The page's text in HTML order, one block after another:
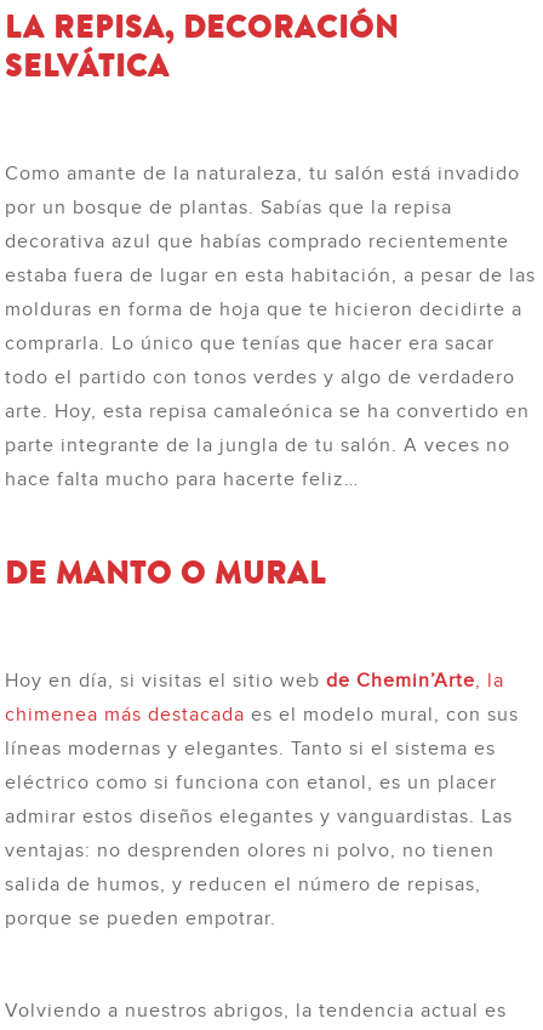
LA REPISA, DECORACIÓN
SELVÁTICA
Como amante de la naturaleza, tu salón está invadido
por un bosque de plantas. Sabías que la repisa
decorativa azul que habías comprado recientemente
estaba fuera de lugar en esta habitación, a pesar de las
molduras en forma de hoja que te hicieron decidirte a
comprarla. Lo único que tenías que hacer era sacar
todo el partido con tonos verdes y algo de verdadero
arte. Hoy, esta repisa camaleónica se ha convertido en
parte integrante de la jungla de tu salón. A veces no
hace falta mucho para hacerte feliz…
DE MANTO O MURAL
Hoy en día, si visitas el sitio webde Chemin’Arte, la
chimenea más destacada es el modelo mural, con sus
líneas modernas y elegantes. Tanto si el sistema es
eléctrico como si funciona con etanol, es un placer
admirar estos diseños elegantes y vanguardistas. Las
ventajas: no desprenden olores ni polvo, no tienen
salida de humos, y reducen el número de repisas,
porque se pueden empotrar.
Volviendo a nuestros abrigos, la tendencia actual es